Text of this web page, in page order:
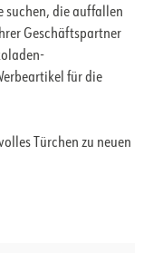
suchen, die auffallen
Geschäftspartner
für die
Türchen zu neuen